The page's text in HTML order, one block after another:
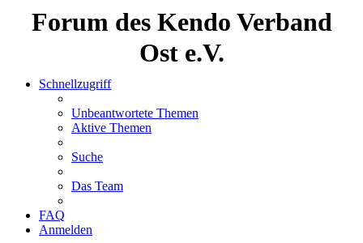
Forum des Kendo Verband
Ost e.V.
Schnellzugriff
Unbeantwortete Themen
Aktive Themen
Suche
Das Team
FAQ
Anmelden